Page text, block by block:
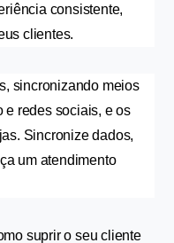
consistente,
clientes.
sincronizando meios
e redes sociais, e os
Sincronize dados,
um atendimento
suprir o seu cliente